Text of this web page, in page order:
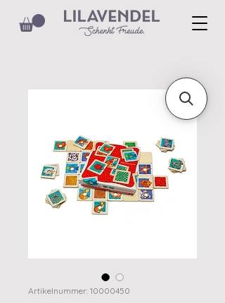
Artikelnummer: 10000450